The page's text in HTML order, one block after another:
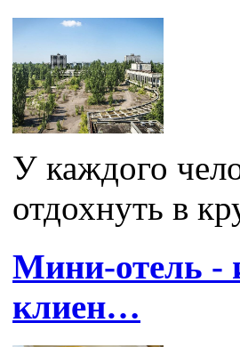
У каждого
отдохнуть в
Мини-отель -
клиен…